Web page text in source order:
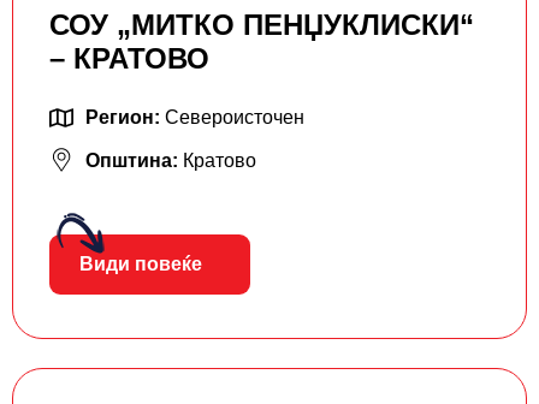
СОУ „МИТКО ПЕНЏУКЛИСКИ“
– КРАТОВО
Регион: Североисточен
Општина: Кратово
Види повеќе